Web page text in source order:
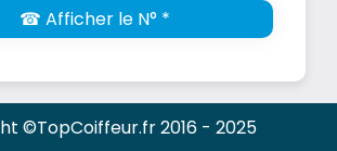
☎ Afficher le N° *
©TopCoiffeur.fr 2016 - 2025